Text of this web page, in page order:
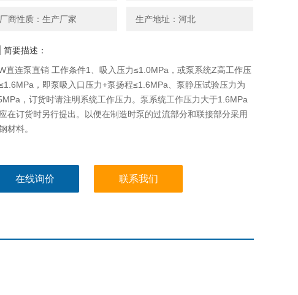
厂商性质：生产厂家 生产地址：河北
简要描述：
直连泵直销 工作条件1、吸入压力≤1.0MPa，或泵系统Z高工作压
，即泵吸入口压力+泵扬程≤1.6MPa、泵静压试验压力为
，订货时请注明系统工作压力。泵系统工作压力大于1.6MPa
在订货时另行提出。以便在制造时泵的过流部分和联接部分采用
材料。
在线询价 联系我们